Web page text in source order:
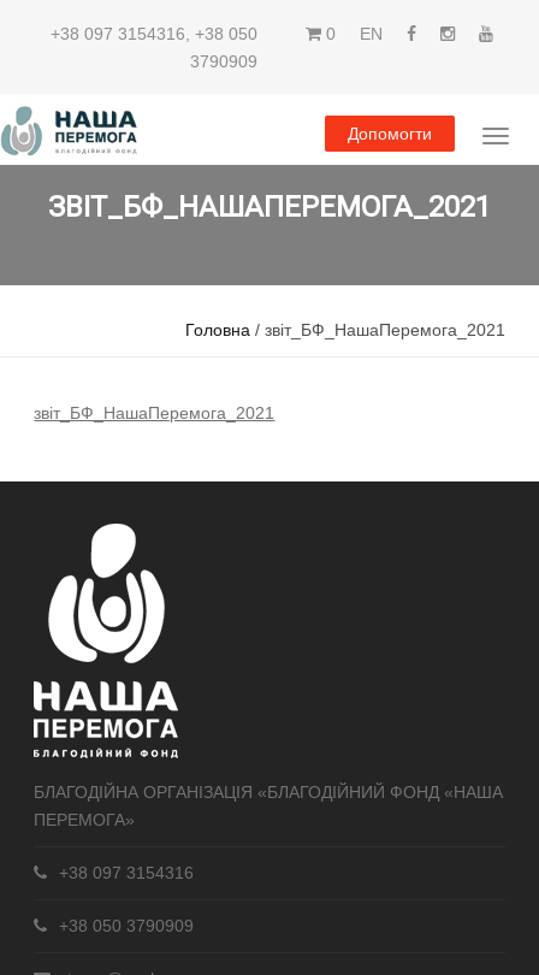
+38 097 3154316 +38 050
3790909
0 EN
Допомогти
ЗВІТ_БФ_НАШАПЕРЕМОГА_2021
Головна / звіт_БФ_НашаПеремога_2021
звіт_БФ_НашаПеремога_2021
БЛАГОДІЙНА ОРГАНІЗАЦІЯ «БЛАГОДІЙНИЙ ФОНД «НАША
ПЕРЕМОГА»
+38 097 3154316
+38 050 3790909